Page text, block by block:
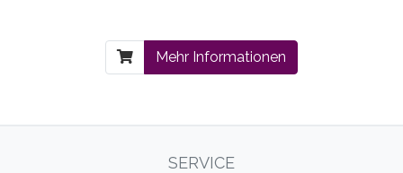
Mehr Informationen
SERVICE